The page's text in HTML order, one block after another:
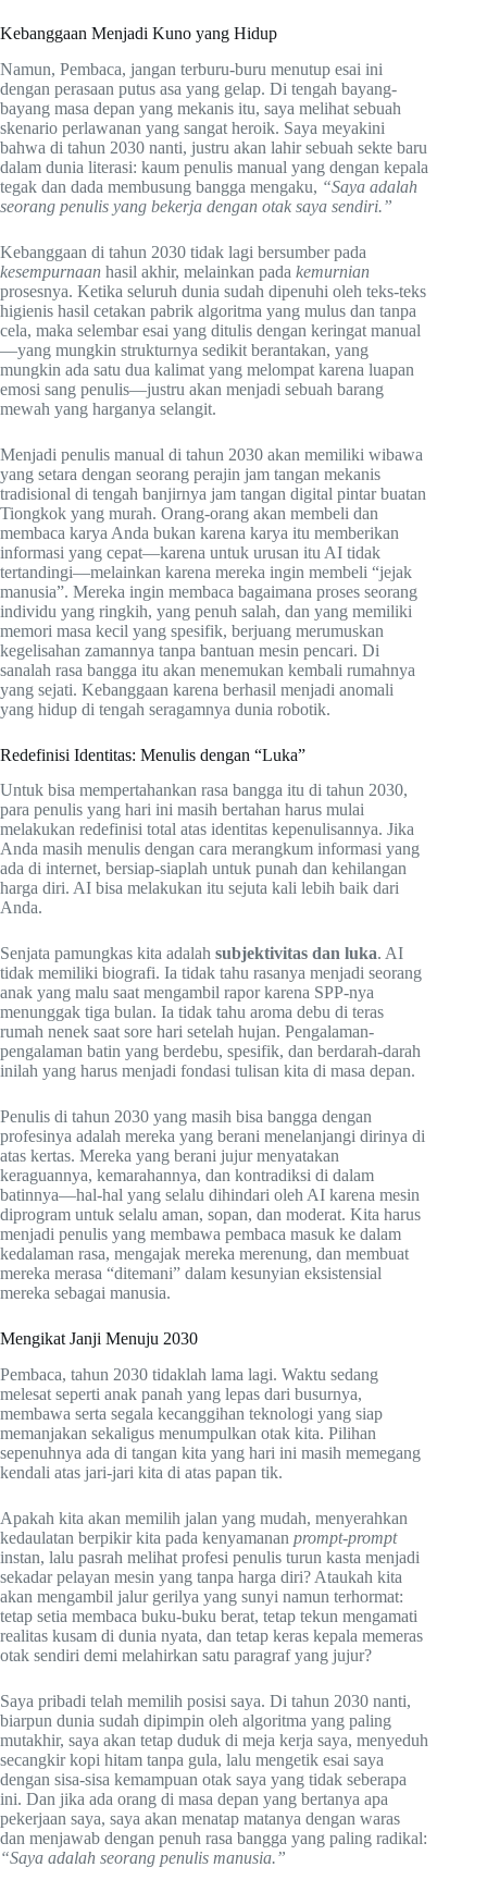
Kebanggaan Menjadi Kuno yang Hidup
Namun, Pembaca, jangan terburu-buru menutup esai ini
dengan perasaan putus asa yang gelap. Di tengah bayang-
bayang masa depan yang mekanis itu, saya melihat sebuah
skenario perlawanan yang sangat heroik. Saya meyakini
bahwa di tahun 2030 nanti, justru akan lahir sebuah sekte baru
dalam dunia literasi: kaum penulis manual yang dengan kepala
tegak dan dada membusung bangga mengaku, “Saya adalah
seorang penulis yang bekerja dengan otak saya sendiri.”
Kebanggaan di tahun 2030 tidak lagi bersumber pada
kesempurnaan hasil akhir, melainkan pada kemurnian
prosesnya. Ketika seluruh dunia sudah dipenuhi oleh teks-teks
higienis hasil cetakan pabrik algoritma yang mulus dan tanpa
cela, maka selembar esai yang ditulis dengan keringat manual
—yang mungkin strukturnya sedikit berantakan, yang
mungkin ada satu dua kalimat yang melompat karena luapan
emosi sang penulis—justru akan menjadi sebuah barang
mewah yang harganya selangit.
Menjadi penulis manual di tahun 2030 akan memiliki wibawa
yang setara dengan seorang perajin jam tangan mekanis
tradisional di tengah banjirnya jam tangan digital pintar buatan
Tiongkok yang murah. Orang-orang akan membeli dan
membaca karya Anda bukan karena karya itu memberikan
informasi yang cepat—karena untuk urusan itu AI tidak
tertandingi—melainkan karena mereka ingin membeli “jejak
manusia”. Mereka ingin membaca bagaimana proses seorang
individu yang ringkih, yang penuh salah, dan yang memiliki
memori masa kecil yang spesifik, berjuang merumuskan
kegelisahan zamannya tanpa bantuan mesin pencari. Di
sanalah rasa bangga itu akan menemukan kembali rumahnya
yang sejati. Kebanggaan karena berhasil menjadi anomali
yang hidup di tengah seragamnya dunia robotik.
Redefinisi Identitas: Menulis dengan “Luka”
Untuk bisa mempertahankan rasa bangga itu di tahun 2030,
para penulis yang hari ini masih bertahan harus mulai
melakukan redefinisi total atas identitas kepenulisannya. Jika
Anda masih menulis dengan cara merangkum informasi yang
ada di internet, bersiap-siaplah untuk punah dan kehilangan
harga diri. AI bisa melakukan itu sejuta kali lebih baik dari
Anda.
Senjata pamungkas kita adalah subjektivitas dan luka. AI
tidak memiliki biografi. Ia tidak tahu rasanya menjadi seorang
anak yang malu saat mengambil rapor karena SPP-nya
menunggak tiga bulan. Ia tidak tahu aroma debu di teras
rumah nenek saat sore hari setelah hujan. Pengalaman-
pengalaman batin yang berdebu, spesifik, dan berdarah-darah
inilah yang harus menjadi fondasi tulisan kita di masa depan.
Penulis di tahun 2030 yang masih bisa bangga dengan
profesinya adalah mereka yang berani menelanjangi dirinya di
atas kertas. Mereka yang berani jujur menyatakan
keraguannya, kemarahannya, dan kontradiksi di dalam
batinnya—hal-hal yang selalu dihindari oleh AI karena mesin
diprogram untuk selalu aman, sopan, dan moderat. Kita harus
menjadi penulis yang membawa pembaca masuk ke dalam
kedalaman rasa, mengajak mereka merenung, dan membuat
mereka merasa “ditemani” dalam kesunyian eksistensial
mereka sebagai manusia.
Mengikat Janji Menuju 2030
Pembaca, tahun 2030 tidaklah lama lagi. Waktu sedang
melesat seperti anak panah yang lepas dari busurnya,
membawa serta segala kecanggihan teknologi yang siap
memanjakan sekaligus menumpulkan otak kita. Pilihan
sepenuhnya ada di tangan kita yang hari ini masih memegang
kendali atas jari-jari kita di atas papan tik.
Apakah kita akan memilih jalan yang mudah, menyerahkan
kedaulatan berpikir kita pada kenyamanan prompt-prompt
instan, lalu pasrah melihat profesi penulis turun kasta menjadi
sekadar pelayan mesin yang tanpa harga diri? Ataukah kita
akan mengambil jalur gerilya yang sunyi namun terhormat:
tetap setia membaca buku-buku berat, tetap tekun mengamati
realitas kusam di dunia nyata, dan tetap keras kepala memeras
otak sendiri demi melahirkan satu paragraf yang jujur?
Saya pribadi telah memilih posisi saya. Di tahun 2030 nanti,
biarpun dunia sudah dipimpin oleh algoritma yang paling
mutakhir, saya akan tetap duduk di meja kerja saya, menyeduh
secangkir kopi hitam tanpa gula, lalu mengetik esai saya
dengan sisa-sisa kemampuan otak saya yang tidak seberapa
ini. Dan jika ada orang di masa depan yang bertanya apa
pekerjaan saya, saya akan menatap matanya dengan waras
dan menjawab dengan penuh rasa bangga yang paling radikal:
“Saya adalah seorang penulis manusia.”